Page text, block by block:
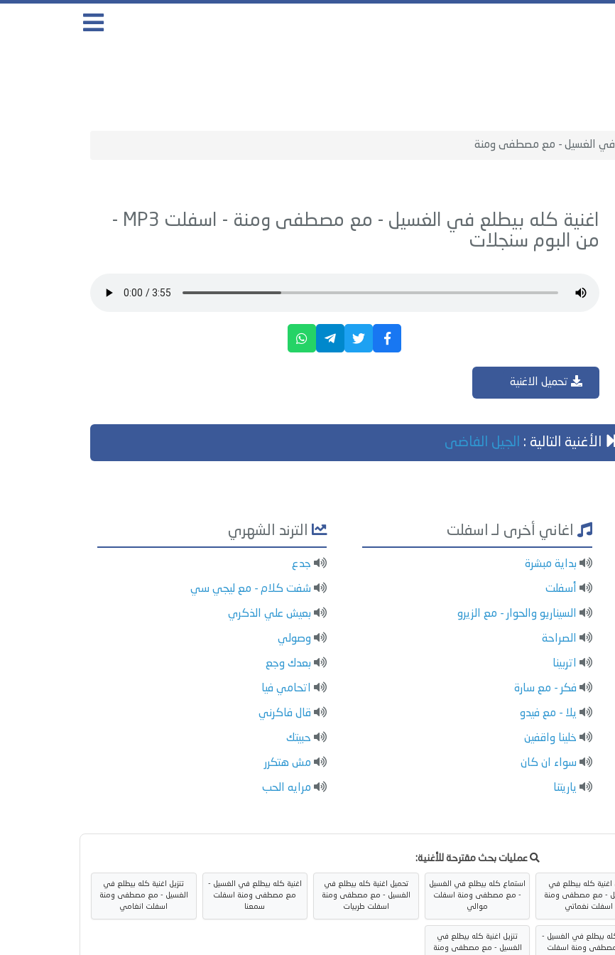
في الغسيل - مع مصطفى ومنة
اغنية كله بيطلع في الغسيل - مع مصطفى ومنة - اسفلت
MP3 -
من البوم سنجلات
تحميل الاغنية
الأغنية التالية : الجيل الفاضى
اغاني أخرى لـ اسفلت
بداية مبشرة
أسفلت
السيناريو والحوار - مع الزيرو
الصراحة
اتربينا
فكر - مع سارة
يلا - مع فيدو
خلينا واقفين
سواء ان كان
ياريتنا
الترند الشهري
جدع
شفت كلام - مع ليجي سي
بعيش علي الذكري
وصولي
بعدك وجع
اتحامي فيا
قال فاكرني
حبيتك
مش هتكرر
مرايه الحب
عمليات بحث مقترحة للأغنية:
اغنية كله بيطلع في
- مع مصطفى ومنة
اسفلت نغماتي
استماع كله بيطلع في الغسيل
- مع مصطفى ومنة اسفلت
موالي
تحميل اغنية كله بيطلع في
الغسيل - مع مصطفى ومنة
اسفلت طربيات
اغنية كله بيطلع في الغسيل -
مع مصطفى ومنة اسفلت
سمعنا
تنزيل اغنية كله بيطلع في
الغسيل - مع مصطفى ومنة
اسفلت انغامي
كله بيطلع في الغسيل -
ومنة اسفلت
تنزيل اغنية كله بيطلع في
الغسيل - مع مصطفى ومنة